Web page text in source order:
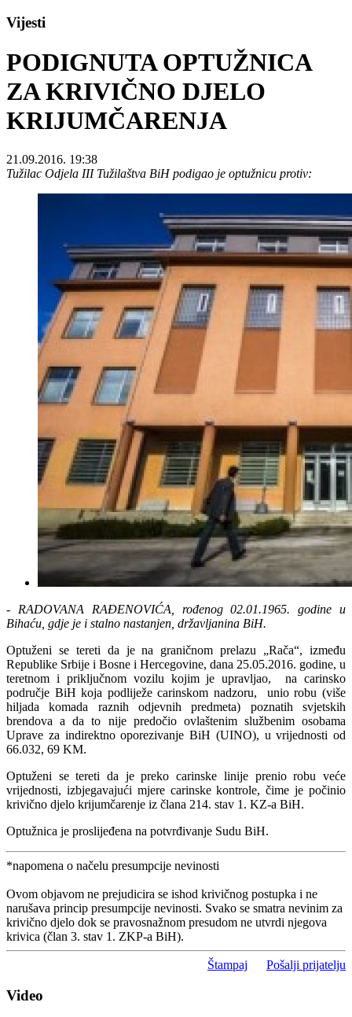
Vijesti
PODIGNUTA OPTUŽNICA
ZA KRIVIČNO DJELO
KRIJUMČARENJA
21.09.2016. 19:38
Tužilac Odjela III Tužilaštva BiH podigao je optužnicu protiv:
- RADOVANA RAĐENOVIĆA, rođenog 02.01.1965. godine u
Bihaću, gdje je i stalno nastanjen, državljanina BiH.
Optuženi se tereti da je na graničnom prelazu „Rača“, između
Republike Srbije i Bosne i Hercegovine, dana 25.05.2016. godine, u
teretnom i priključnom vozilu kojim je upravljao, na carinsko
područje BiH koja podliježe carinskom nadzoru, unio robu (više
hiljada komada raznih odjevnih predmeta) poznatih svjetskih
brendova a da to nije predočio ovlaštenim službenim osobama
Uprave za indirektno oporezivanje BiH (UINO), u vrijednosti od
66.032, 69 KM.
Optuženi se tereti da je preko carinske linije prenio robu veće
vrijednosti, izbjegavajući mjere carinske kontrole, čime je počinio
krivično djelo krijumčarenje iz člana 214. stav 1. KZ-a BiH.
Optužnica je proslijeđena na potvrđivanje Sudu BiH.
*napomena o načelu presumpcije nevinosti
Ovom objavom ne prejudicira se ishod krivičnog postupka i ne
narušava princip presumpcije nevinosti. Svako se smatra nevinim za
krivično djelo dok se pravosnažnom presudom ne utvrdi njegova
krivica (član 3. stav 1. ZKP-a BiH).
Štampaj Pošalji prijatelju
Video